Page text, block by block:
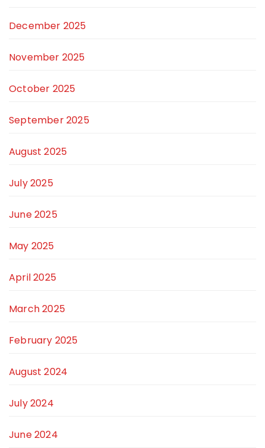
December 2025
November 2025
October 2025
September 2025
August 2025
July 2025
June 2025
May 2025
April 2025
March 2025
February 2025
August 2024
July 2024
June 2024